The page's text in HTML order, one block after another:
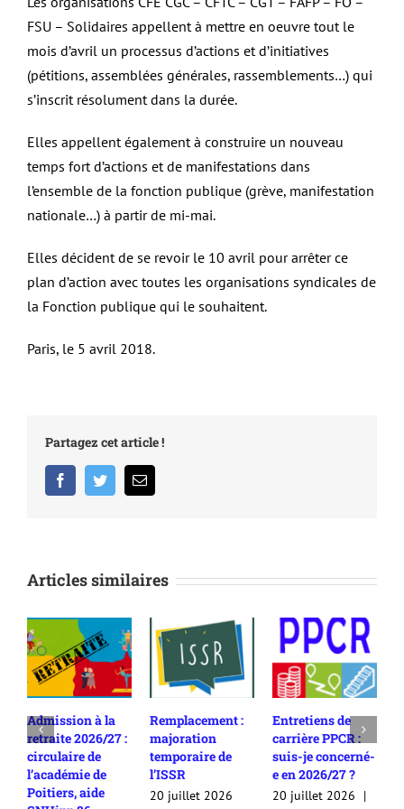
FSU – Solidaires appellent à mettre en oeuvre tout le
mois d’avril un processus d’actions et d’initiatives
(pétitions, assemblées générales, rassemblements…) qui
s’inscrit résolument dans la durée.
Elles appellent également à construire un nouveau
temps fort d’actions et de manifestations dans
l’ensemble de la fonction publique (grève, manifestation
nationale…) à partir de mi-mai.
Elles décident de se revoir le 10 avril pour arrêter ce
plan d’action avec toutes les organisations syndicales de
la Fonction publique qui le souhaitent.
Paris, le 5 avril 2018.
Partagez cet article !
FacebookTwitterEmail
Articles similaires
Admission à la
retraite 2026/27 :
circulaire de
l’académie de
Poitiers, aide
Remplacement :
majoration
temporaire de
l’ISSR
20 juillet 2026
Entretiens de
carrière PPCR :
suis-je concerné-
e en 2026/27 ?
20 juillet 2026
|